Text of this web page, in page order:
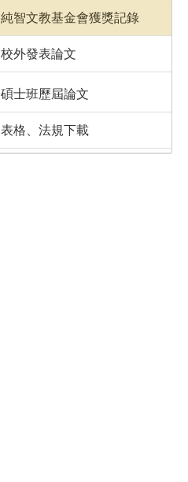
純智文教基金會獲獎記錄
校外發表論文
碩士班歷屆論文
表格、法規下載